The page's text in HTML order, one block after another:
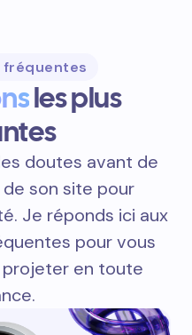
fréquentes
les plus
doutes avant de
son site pour
Je réponds ici aux
pour vous
en toute